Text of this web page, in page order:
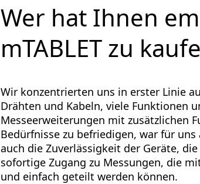
Wer hat Ihnen
mTABLET zu
Wir konzentrierten uns in erster Linie
Drähten und Kabeln, viele Funktionen
Messeerweiterungen mit zusätzlichen
Bedürfnisse zu befriedigen, war für
auch die Zuverlässigkeit der Geräte,
sofortige Zugang zu Messungen, die
und einfach geteilt werden können.